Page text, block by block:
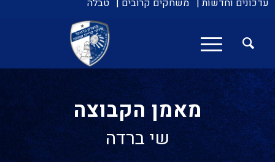
עדכונים וחדשות | משחקים קרובים | טבלה
מאמן הקבוצה
שי ברדה